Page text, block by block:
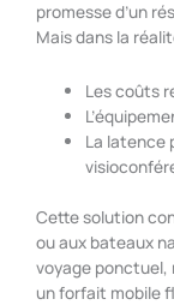
promesse d’un
Mais dans la
Les coûts
La latence
Cette solution
ou aux bateaux
voyage ponctuel,
un forfait mobile